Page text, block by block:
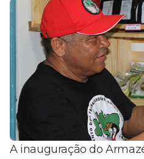
A inauguração do